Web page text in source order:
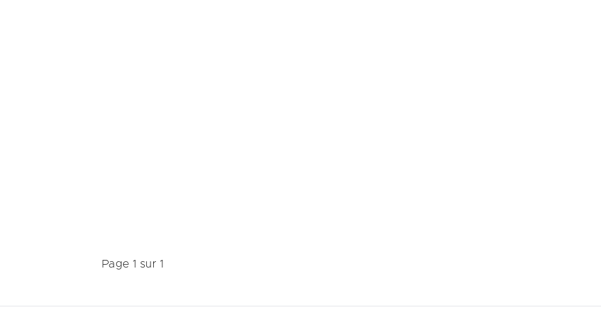
Page 1 sur 1